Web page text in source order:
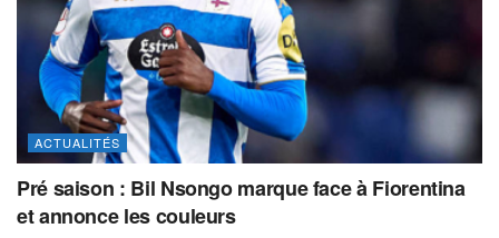
ACTUALITÉS
Pré saison : Bil Nsongo marque face à Fiorentina
et annonce les couleurs